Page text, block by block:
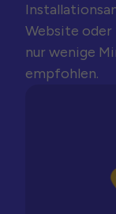
Website oder
nur wenige
empfohlen.